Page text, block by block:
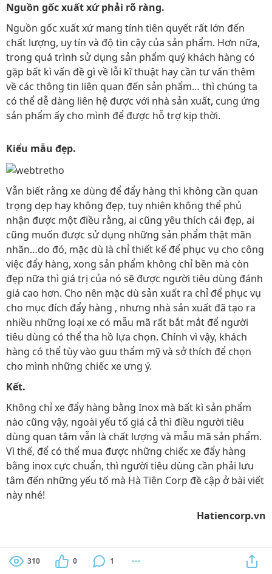
Nguồn gốc xuất xứ phải rõ ràng.
Nguồn gốc xuất xứ mang tính tiên quyết rất lớn đến
chất lượng, uy tín và độ tin cậy của sản phẩm. Hơn nữa,
trong quá trình sử dụng sản phẩm quý khách hàng có
gặp bất kì vấn đề gì về lỗi kĩ thuật hay cần tư vấn thêm
về các thông tin liên quan đến sản phẩm… thì chúng ta
có thể dễ dàng liên hệ được với nhà sản xuất, cung ứng
sản phẩm ấy cho mình để được hỗ trợ kịp thời.
Kiểu mẫu đẹp.
Vẫn biết rằng xe dùng để đẩy hàng thì không cần quan
trọng dẹp hay không đẹp, tuy nhiên không thể phủ
nhận được một điều rằng, ai cũng yêu thích cái đẹp, ai
cũng muốn được sử dụng những sản phẩm thật mãn
nhãn…do đó, mặc dù là chỉ thiết kế để phục vụ cho công
việc đẩy hàng, xong sản phẩm không chỉ bền mà còn
đẹp nữa thì giá trị của nó sẽ được người tiêu dùng đánh
giá cao hơn. Cho nên mặc dù sản xuất ra chỉ để phục vụ
cho mục đích đẩy hàng , nhưng nhà sản xuất đã tạo ra
nhiều những loại xe có mẫu mã rất bắt mắt để người
tiêu dùng có thể tha hồ lựa chọn. Chính vì vậy, khách
hàng có thể tùy vào guu thẩm mỹ và sở thích để chọn
cho mình những chiếc xe ưng ý.
Kết.
Không chỉ xe đẩy hàng bằng Inox mà bất kì sản phẩm
nào cũng vậy, ngoài yếu tố giá cả thì điều người tiêu
dùng quan tâm vẫn là chất lượng và mẫu mã sản phẩm.
Vì thế, để có thể mua được những chiếc xe đẩy hàng
bằng inox cực chuẩn, thì người tiêu dùng cần phải lưu
tâm đến những yếu tố mà Hà Tiên Corp đề cập ở bài viết
này nhé!
Hatiencorp.vn
310 0 1